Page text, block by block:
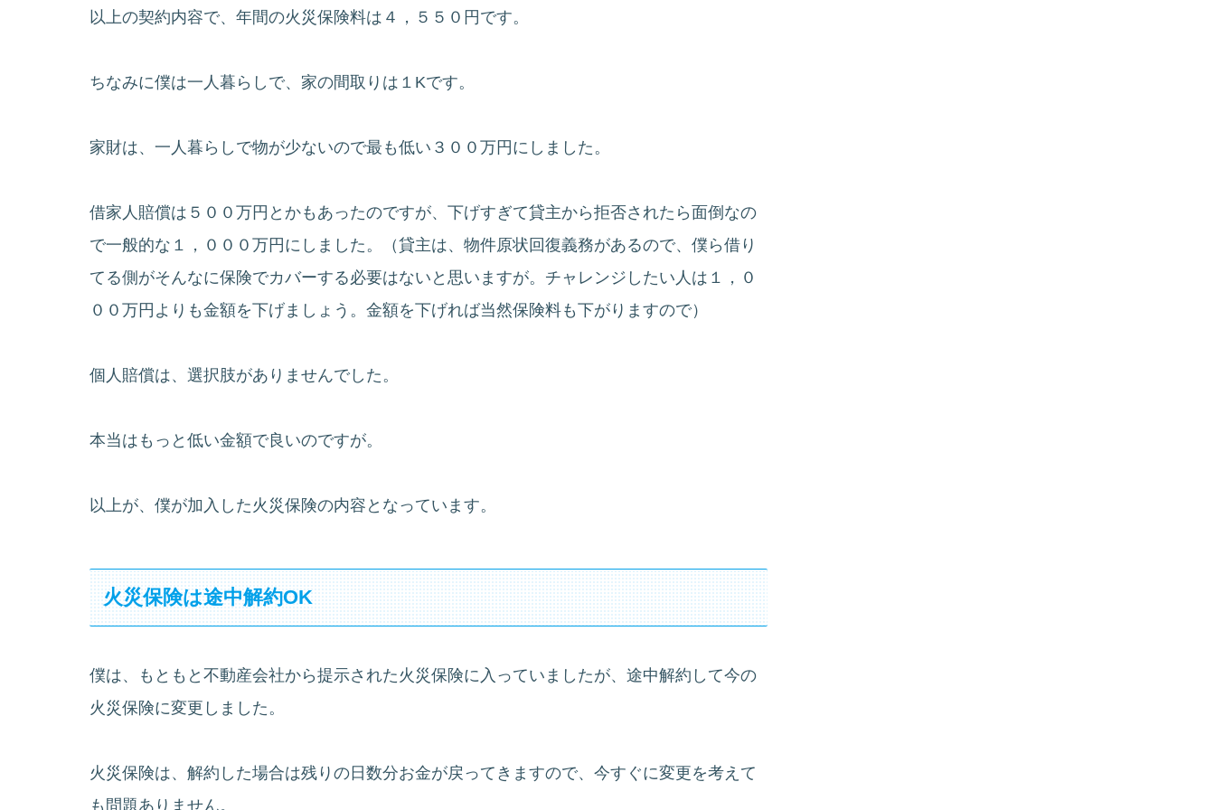
以上の契約内容で、年間の火災保険料は４，５５０円です。
ちなみに僕は一人暮らしで、家の間取りは１Kです。
家財は、一人暮らしで物が少ないので最も低い３００万円にしました。
借家人賠償は５００万円とかもあったのですが、下げすぎて貸主から拒否されたら面倒なの
で一般的な１，０００万円にしました。（貸主は、物件原状回復義務があるので、僕ら借り
てる側がそんなに保険でカバーする必要はないと思いますが。チャレンジしたい人は１，０
００万円よりも金額を下げましょう。金額を下げれば当然保険料も下がりますので）
個人賠償は、選択肢がありませんでした。
本当はもっと低い金額で良いのですが。
以上が、僕が加入した火災保険の内容となっています。
火災保険は途中解約OK
僕は、もともと不動産会社から提示された火災保険に入っていましたが、途中解約して今の
火災保険に変更しました。
火災保険は、解約した場合は残りの日数分お金が戻ってきますので、今すぐに変更を考えて
も問題ありません。